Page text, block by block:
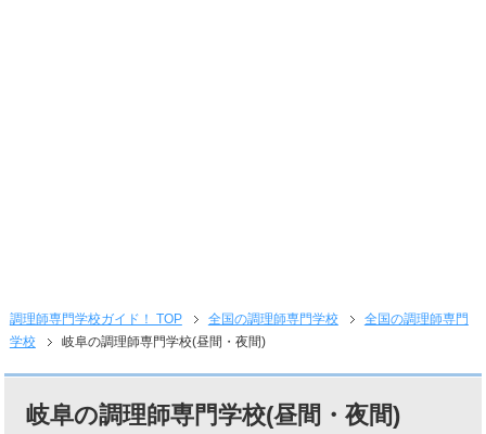
調理師専門学校ガイド！ TOP 全国の調理師専門学校
全国の調理師専門
学校
岐阜の調理師専門学校(昼間・夜間)
岐阜の調理師専門学校(昼間・夜間)